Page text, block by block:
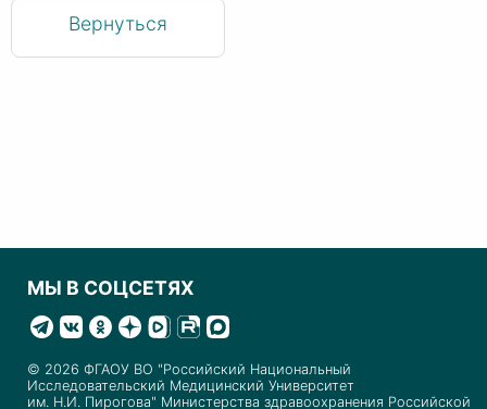
Вернуться
МЫ В СОЦСЕТЯХ
© 2026 ФГАОУ ВО "Российский Национальный
Исследовательский Медицинский Университет
им. Н.И. Пирогова" Министерства здравоохранения Российской